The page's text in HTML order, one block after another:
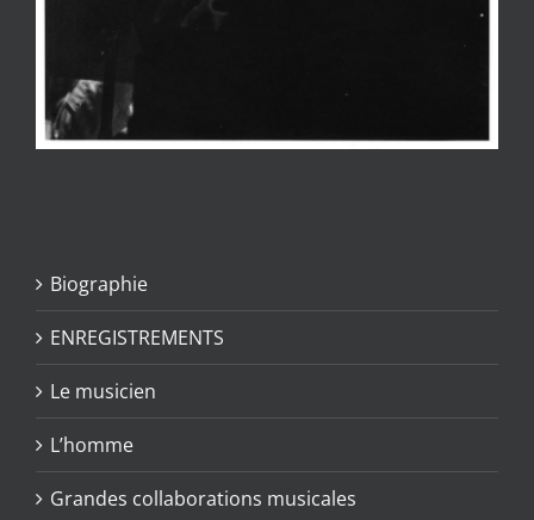
Biographie
ENREGISTREMENTS
Le musicien
L’homme
Grandes collaborations musicales